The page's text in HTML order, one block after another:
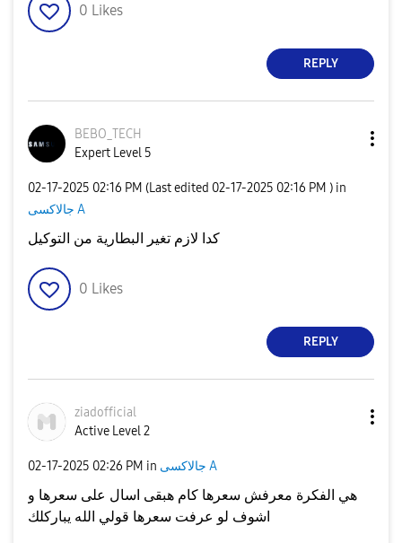
0 Likes
REPLY
BEBO_TECH
Expert Level 5
‎02-17-2025 02:16 PM (Last edited ‎02-17-2025 02:16 PM ) in
جالاكسى A
كدا لازم تغير البطارية من التوكيل
0 Likes
REPLY
ziadofficial
Active Level 2
‎02-17-2025 02:26 PM in جالاكسى A
هي الفكرة معرفش سعرها كام هبقى اسال على سعرها و
اشوف لو عرفت سعرها قولي الله يباركلك